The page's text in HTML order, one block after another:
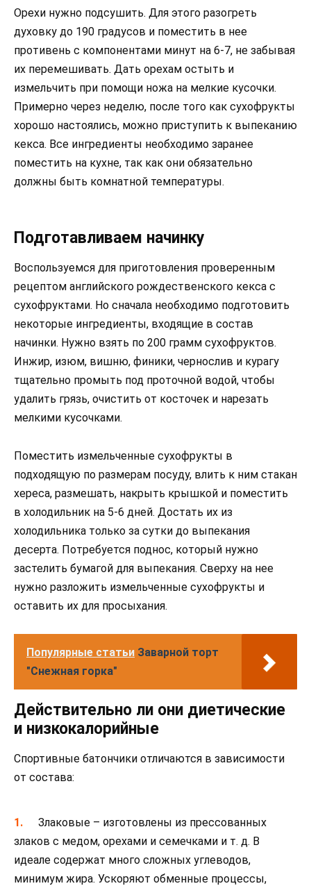
Орехи нужно подсушить. Для этого разогреть
духовку до 190 градусов и поместить в нее
противень с компонентами минут на 6-7, не забывая
их перемешивать. Дать орехам остыть и
измельчить при помощи ножа на мелкие кусочки.
Примерно через неделю, после того как сухофрукты
хорошо настоялись, можно приступить к выпеканию
кекса. Все ингредиенты необходимо заранее
поместить на кухне, так как они обязательно
должны быть комнатной температуры.
Подготавливаем начинку
Воспользуемся для приготовления проверенным
рецептом английского рождественского кекса с
сухофруктами. Но сначала необходимо подготовить
некоторые ингредиенты, входящие в состав
начинки. Нужно взять по 200 грамм сухофруктов.
Инжир, изюм, вишню, финики, чернослив и курагу
тщательно промыть под проточной водой, чтобы
удалить грязь, очистить от косточек и нарезать
мелкими кусочками.
Поместить измельченные сухофрукты в
подходящую по размерам посуду, влить к ним стакан
хереса, размешать, накрыть крышкой и поместить
в холодильник на 5-6 дней. Достать их из
холодильника только за сутки до выпекания
десерта. Потребуется поднос, который нужно
застелить бумагой для выпекания. Сверху на нее
нужно разложить измельченные сухофрукты и
оставить их для просыхания.
Популярные статьи Заварной торт
"Снежная горка"
Действительно ли они диетические
и низкокалорийные
Спортивные батончики отличаются в зависимости
от состава:
Злаковые – изготовлены из прессованных
злаков с медом, орехами и семечками и т. д. В
идеале содержат много сложных углеводов,
минимум жира. Ускоряют обменные процессы,